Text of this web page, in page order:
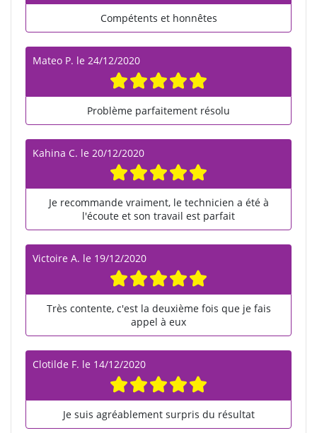
Compétents et honnêtes
Mateo P. le 24/12/2020
Problème parfaitement résolu
Kahina C. le 20/12/2020
Je recommande vraiment, le technicien a été à
l'écoute et son travail est parfait
Victoire A. le 19/12/2020
Très contente, c'est la deuxième fois que je fais
appel à eux
Clotilde F. le 14/12/2020
Je suis agréablement surpris du résultat